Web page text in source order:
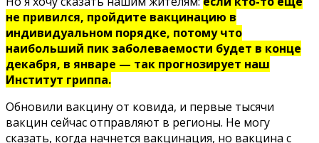
не привился, пройдите вакцинацию в
индивидуальном порядке, потому что
наибольший пик заболеваемости будет в конце
декабря, в январе — так прогнозирует наш
Институт гриппа.
Обновили вакцину от ковида, и первые тысячи
вакцин сейчас отправляют в регионы. Не могу
сказать, когда начнется вакцинация, но вакцина с